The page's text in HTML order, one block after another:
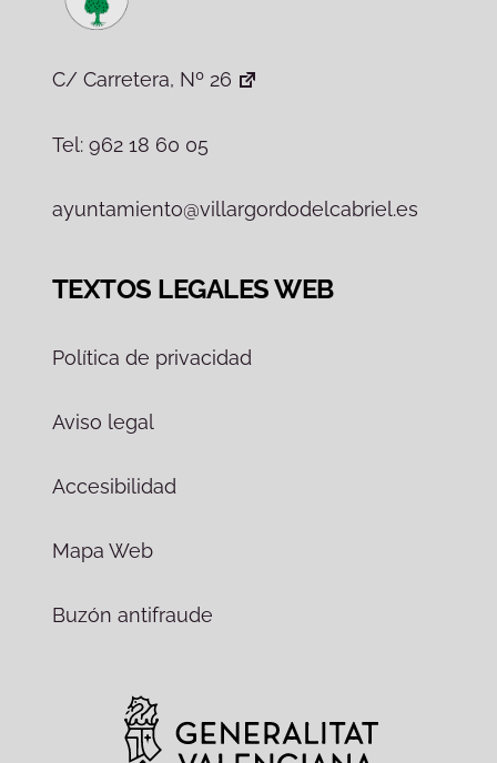
C/ Carretera, Nº 26
Tel: 962 18 60 05
ayuntamiento@villargordodelcabriel.es
TEXTOS LEGALES WEB
Política de privacidad
Aviso legal
Accesibilidad
Mapa Web
Buzón antifraude